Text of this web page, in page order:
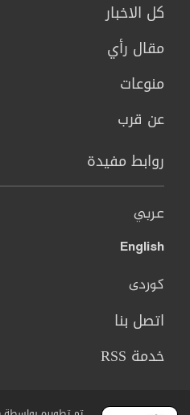
كل الاخبار
مقال رأي
منوعات
عن قرب
روابط مفيدة
عربي
English
کوردی
اتصل بنا
خدمة RSS